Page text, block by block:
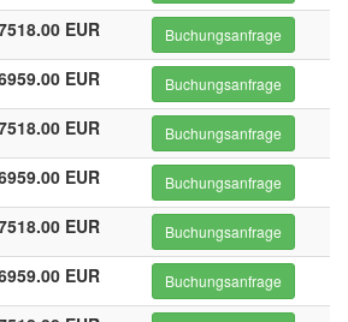
EUR Buchungsanfrage
EUR Buchungsanfrage
EUR Buchungsanfrage
EUR Buchungsanfrage
EUR Buchungsanfrage
EUR Buchungsanfrage